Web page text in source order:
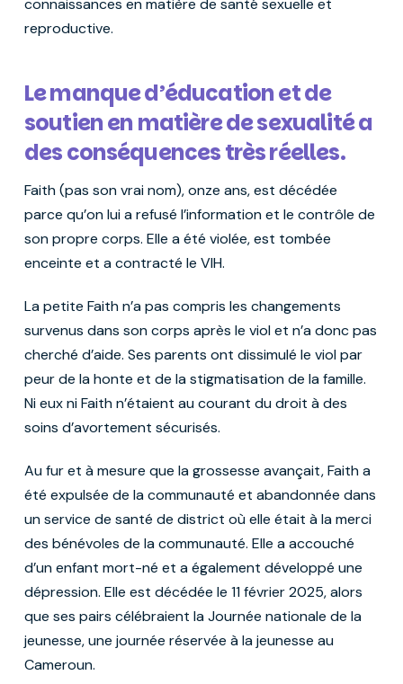
reproductive.
Le manque d’éducation et de
soutien en matière de sexualité a
des conséquences très réelles.
Faith (pas son vrai nom), onze ans, est décédée
parce qu’on lui a refusé l’information et le contrôle de
son propre corps. Elle a été violée, est tombée
enceinte et a contracté le VIH.
La petite Faith n’a pas compris les changements
survenus dans son corps après le viol et n’a donc pas
cherché d’aide. Ses parents ont dissimulé le viol par
peur de la honte et de la stigmatisation de la famille.
Ni eux ni Faith n’étaient au courant du droit à des
soins d’avortement sécurisés.
Au fur et à mesure que la grossesse avançait, Faith a
été expulsée de la communauté et abandonnée dans
un service de santé de district où elle était à la merci
des bénévoles de la communauté. Elle a accouché
d’un enfant mort-né et a également développé une
dépression. Elle est décédée le 11 février 2025, alors
que ses pairs célébraient la Journée nationale de la
jeunesse, une journée réservée à la jeunesse au
Cameroun.